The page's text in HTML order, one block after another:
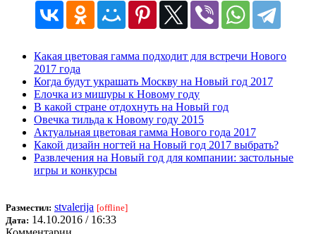
Какая цветовая гамма подходит для встречи Нового
2017 года
Когда будут украшать Москву на Новый год 2017
Елочка из мишуры к Новому году
В какой стране отдохнуть на Новый год
Овечка тильда к Новому году 2015
Актуальная цветовая гамма Нового года 2017
Какой дизайн ногтей на Новый год 2017 выбрать?
Развлечения на Новый год для компании: застольные
игры и конкурсы
Разместил: stvalerija [offline]
Дата: 14.10.2016 / 16:33